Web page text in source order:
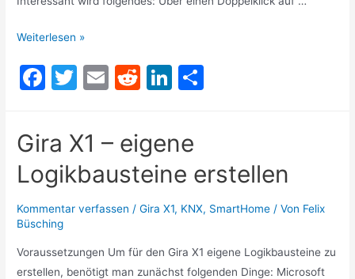
Automatischer
Dorma
KNX
anbinden
Weiterlesen »
F
e
b
o
o
k
T
itt
er
E
l
R
di
t
Li
e
dI
n
Gira X1 – eigene
Logikbausteine erstellen
Kommentar verfassen /Gira X1, KNX, SmartHome / Von Felix
Büsching
Voraussetzungen Um für den Gira X1 eigene Logikbausteine zu
erstellen, benötigt man zunächst folgenden Dinge: Microsoft